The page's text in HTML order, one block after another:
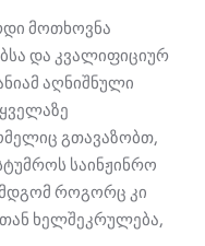
მოთხოვნა
და კვალიფიციურ
აღნიშნული
გთავაზობთ,
საინჟინრო
როგორც კი
ხელშეკრულება,